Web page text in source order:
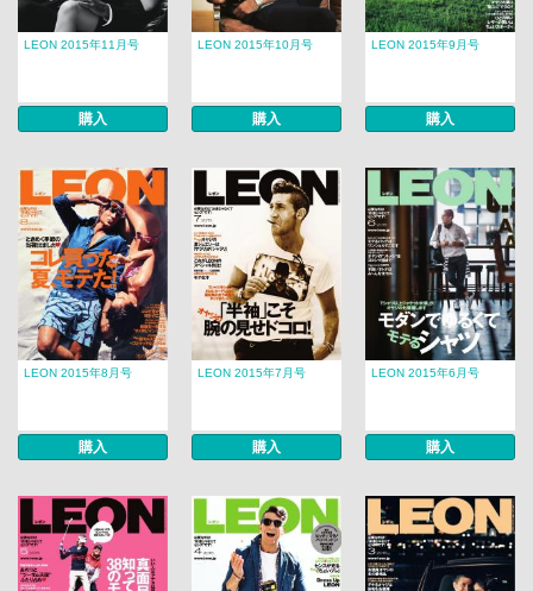
LEON 2015年11月号
購入
LEON 2015年10月号
購入
LEON 2015年9月号
購入
LEON 2015年8月号
購入
LEON 2015年7月号
購入
LEON 2015年6月号
購入